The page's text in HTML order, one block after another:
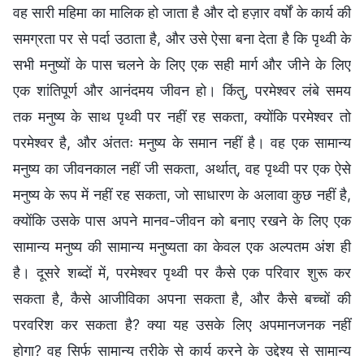
वह सारी महिमा का मालिक हो जाता है और दो हज़ार वर्षों के कार्य की
समग्रता पर से पर्दा उठाता है, और उसे ऐसा बना देता है कि पृथ्वी के
सभी मनुष्यों के पास चलने के लिए एक सही मार्ग और जीने के लिए
एक शांतिपूर्ण और आनंदमय जीवन हो। किंतु, परमेश्वर लंबे समय
तक मनुष्य के साथ पृथ्वी पर नहीं रह सकता, क्योंकि परमेश्वर तो
परमेश्वर है, और अंततः मनुष्य के समान नहीं है। वह एक सामान्य
मनुष्य का जीवनकाल नहीं जी सकता, अर्थात्, वह पृथ्वी पर एक ऐसे
मनुष्य के रूप में नहीं रह सकता, जो साधारण के अलावा कुछ नहीं है,
क्योंकि उसके पास अपने मानव-जीवन को बनाए रखने के लिए एक
सामान्य मनुष्य की सामान्य मनुष्यता का केवल एक अल्पतम अंश ही
है। दूसरे शब्दों में, परमेश्वर पृथ्वी पर कैसे एक परिवार शुरू कर
सकता है, कैसे आजीविका अपना सकता है, और कैसे बच्चों की
परवरिश कर सकता है? क्या यह उसके लिए अपमानजनक नहीं
होगा? वह सिर्फ सामान्य तरीके से कार्य करने के उद्देश्य से सामान्य